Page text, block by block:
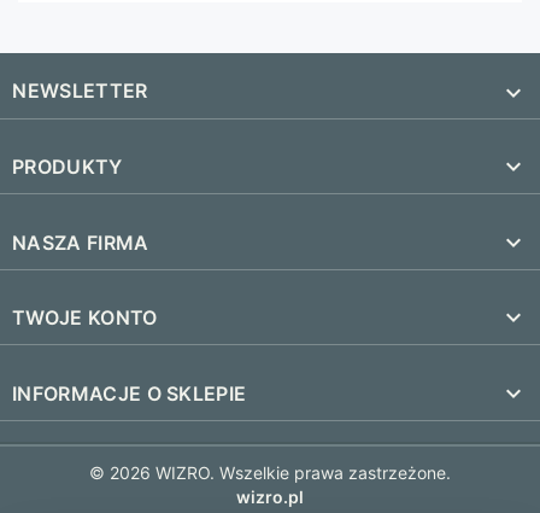
NEWSLETTER 
PRODUKTY 
Najczęściej kupowane
NASZA FIRMA 
Regulamin
Kontakt
TWOJE KONTO 
Zaloguj się
Utwórz konto
INFORMACJE O SKLEPIE keyboard_arrow_down
© 2026 WIZRO. Wszelkie prawa zastrzeżone.
wizro.pl